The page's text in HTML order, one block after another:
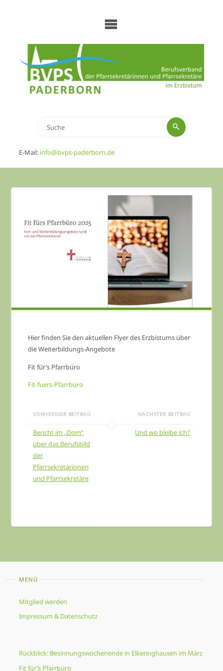
Suchen
Suche
E-Mail: info@bvps-paderborn.de
Hier finden Sie den aktuellen Flyer des Erzbistums über
die Weiterbildungs-Angebote
Fit für’s Pfarrbüro
Fit-fuers-Pfarrbüro
VORHERIGER BEITRAG
Bericht im „Dom“
über das Berufsbild
der
Pfarrsekretärinnen
und Pfarrsekretäre
NÄCHSTER BEITRAG
Und wo bleibe ich?
MENÜ
Mitglied werden
Impressum & Datenschutz
Rückblick: Besinnungswochenende in Elkeringhausen im März
Fit für’s Pfarrbüro